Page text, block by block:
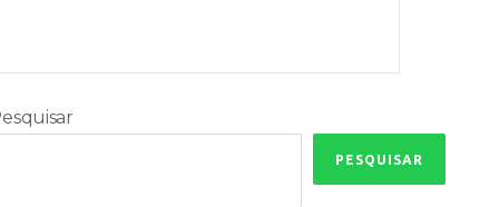
PESQUISAR